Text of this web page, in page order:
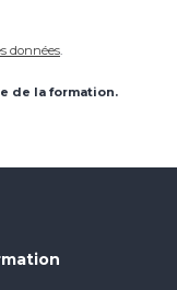
données.
de la formation.